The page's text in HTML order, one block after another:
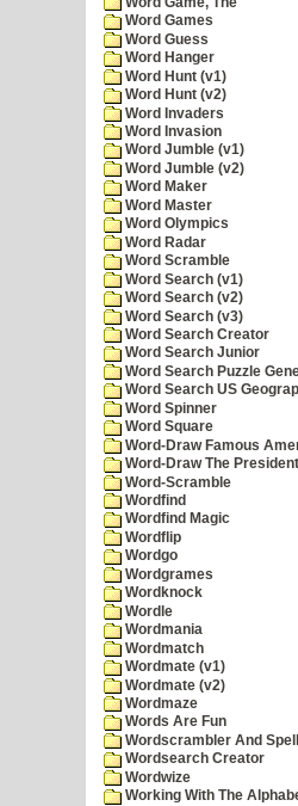
Word Games
Word Guess
Word Hanger
Word Hunt (v1)
Word Hunt (v2)
Word Invaders
Word Invasion
Word Jumble (v1)
Word Jumble (v2)
Word Maker
Word Master
Word Olympics
Word Radar
Word Scramble
Word Search (v1)
Word Search (v2)
Word Search (v3)
Word Search Creator
Word Search Junior
Word Search Puzzle
Word Search US
Word Spinner
Word Square
Word-Draw Famous
Word-Draw The
Word-Scramble
Wordfind
Wordfind Magic
Wordflip
Wordgo
Wordgrames
Wordknock
Wordle
Wordmania
Wordmatch
Wordmate (v1)
Wordmate (v2)
Wordmaze
Words Are Fun
Wordscrambler And
Wordsearch Creator
Wordwize
Working With The